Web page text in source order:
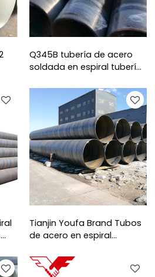
Q345B tubería de acero
soldada en espiral tubería
gran diámetro
Tianjin Youfa Brand Tubos
de acero en espiral
de energía hidráulica